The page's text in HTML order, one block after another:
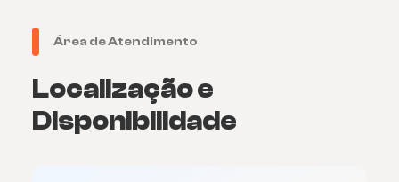
Área de Atendimento
Localização e
Disponibilidade